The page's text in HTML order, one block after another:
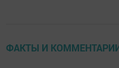
ФАКТЫ И